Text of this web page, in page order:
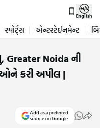
English
સ્પોર્ટ્સ એન્ટરટેઈનમેન્ટ
Greater Noida ની
કરી અપીલ |
Add as a preferred
source on Google